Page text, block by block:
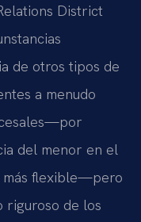
District
de otros tipos de
a menudo
del menor en el
más flexible—pero
riguroso de los